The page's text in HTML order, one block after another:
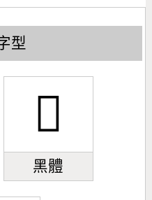
型
𣁇
黑體